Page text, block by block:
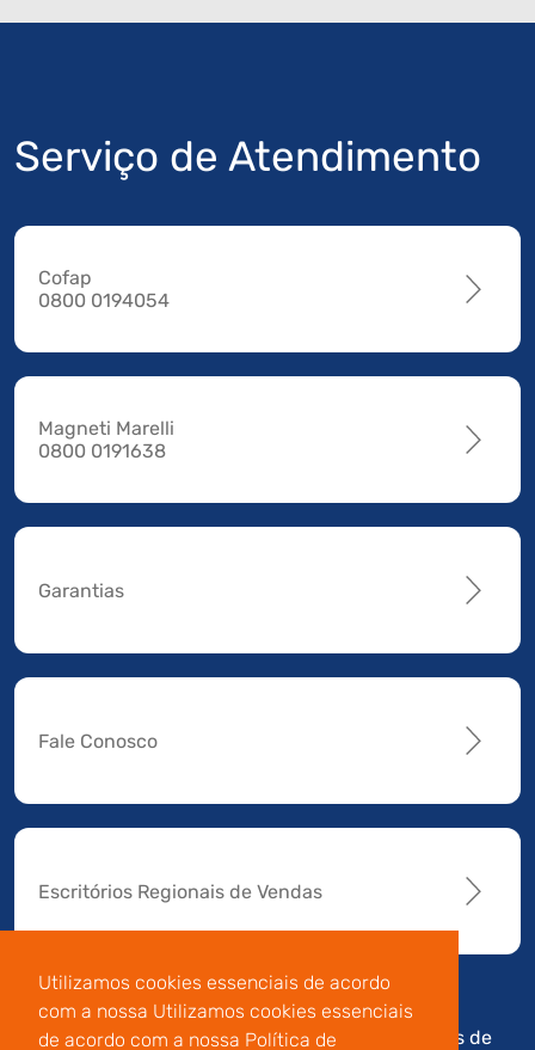
Utilizamos cookies essenciais de acordo
com a nossa Utilizamos cookies essenciais
de acordo com a nossa Política de
Serviço de Atendimento
Cofap
0800 0194054
Magneti Marelli
0800 0191638
Garantias
Fale Conosco
Escritórios Regionais de Vendas
Av. Manoel da Nóbrega,
Termos de
Código de